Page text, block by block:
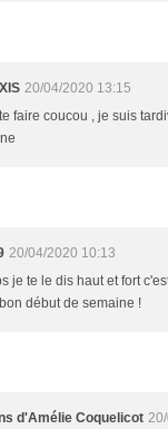
20/04/2020 13:15
faire coucou , je suis
20/04/2020 10:13
je te le dis haut et fort
début de semaine !
d'Amélie Coquelicot